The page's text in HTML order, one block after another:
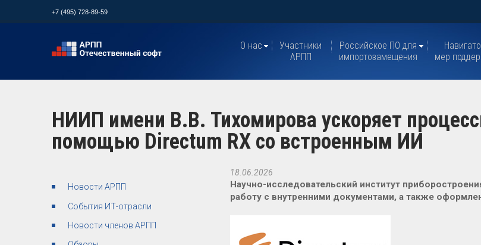
+7 (495) 728-89-59
О нас
Участники
АРПП
Российское ПО для
импортозамещения
мер
НИИП имени В.В. Тихомирова ускоряет
помощью Directum RX со встроенным ИИ
Новости АРПП
События ИТ-отрасли
Новости членов АРПП
18.06.2026
Научно-исследовательский институт
работу с внутренними документами, а также